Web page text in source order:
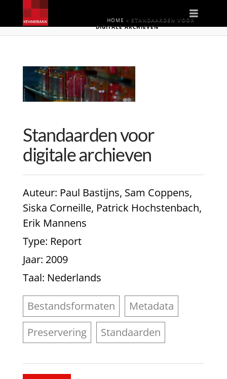
HOME » STANDAARDEN VOOR
DIGITALE ARCHIEVEN
Standaarden voor
digitale archieven
Auteur: Paul Bastijns, Sam Coppens,
Siska Corneille, Patrick Hochstenbach,
Erik Mannens
Type: Report
Jaar: 2009
Taal: Nederlands
Bestandsformaten
Metadata
Preservering
Standaarden